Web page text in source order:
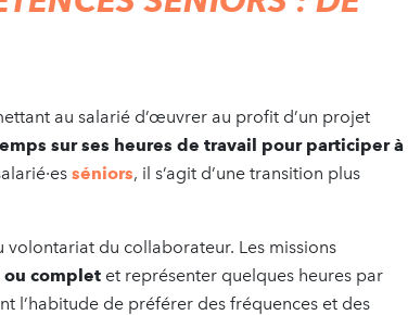
au salarié d’œuvrer au profit d’un projet
sur ses heures de travail pour participer à
séniors, il s’agit d’une transition plus
volontariat du collaborateur. Les missions
complet et représenter quelques heures par
l’habitude de préférer des fréquences et des